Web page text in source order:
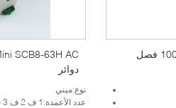
دوائر
نوع:ميني
عدد الأعمدة:1 ف 2 ف 3 ف 4 ف
6kv AC داخلي الجهد المنخفض 100A فصل